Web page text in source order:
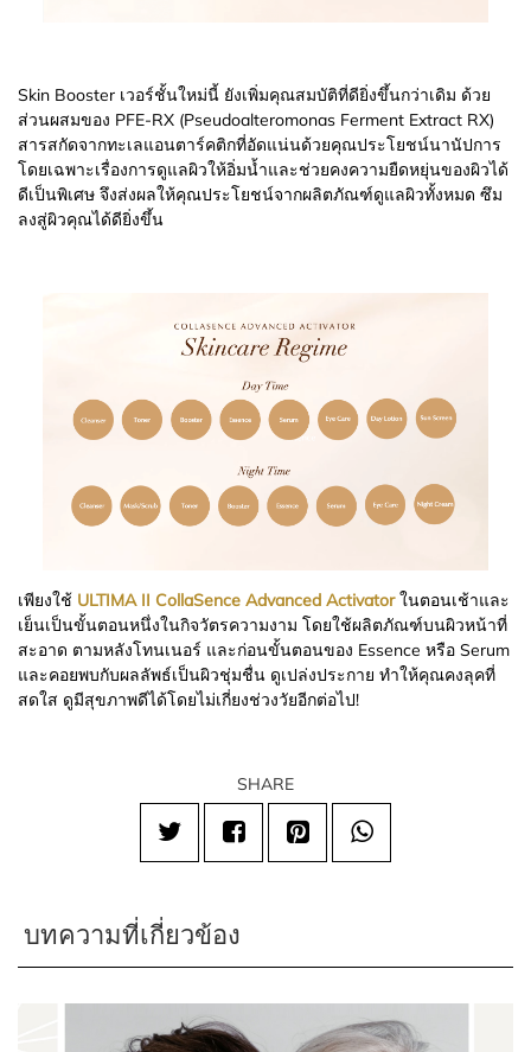
Skin Booster เวอร์ชั้นใหม่นี้ ยังเพิ่มคุณสมบัติที่ดียิ่งขึ้นกว่าเดิม ด้วย
ส่วนผสมของ PFE-RX (Pseudoalteromonas Ferment Extract RX)
สารสกัดจากทะเลแอนตาร์คติกที่อัดแน่นด้วยคุณประโยชน์นานัปการ
โดยเฉพาะเรื่องการดูแลผิวให้อิ่มน้ำและช่วยคงความยืดหยุ่นของผิวได้
ดีเป็นพิเศษ จึงส่งผลให้คุณประโยชน์จากผลิตภัณฑ์ดูแลผิวทั้งหมด ซึม
ลงสู่ผิวคุณได้ดียิ่งขึ้น
เพียงใช้ ULTIMA II CollaSence Advanced Activatorในตอนเช้าและ
เย็นเป็นขั้นตอนหนึ่งในกิจวัตรความงาม โดยใช้ผลิตภัณฑ์บนผิวหน้าที่
สะอาด ตามหลังโทนเนอร์ และก่อนขั้นตอนของ Essence หรือ Serum
และคอยพบกับผลลัพธ์เป็นผิวชุ่มชื่น ดูเปล่งประกาย ทำให้คุณคงลุคที่
สดใส ดูมีสุขภาพดีได้โดยไม่เกี่ยงช่วงวัยอีกต่อไป!
SHARE
บทความที่เกี่ยวข้อง